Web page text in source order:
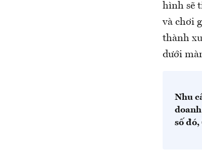
hình sẽ
và chơi
thành
dưới
Nhu
số